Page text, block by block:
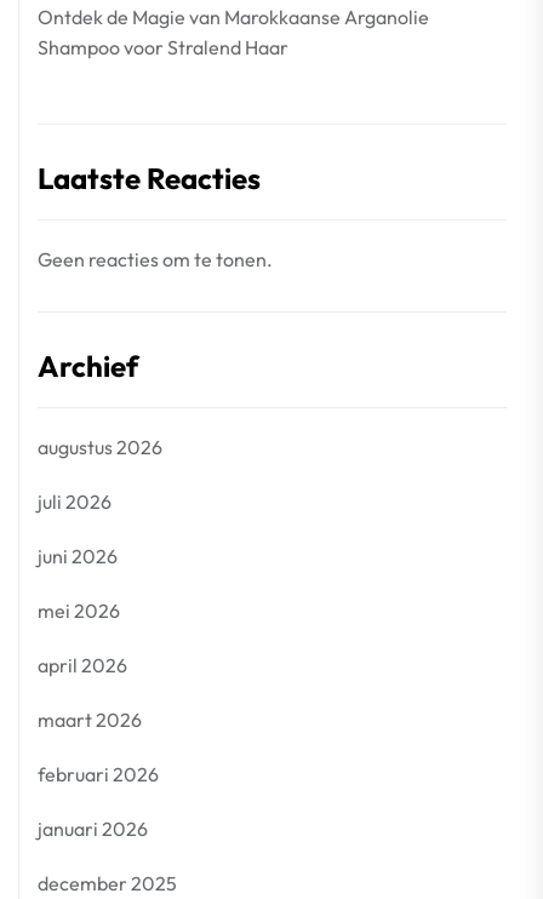
Ontdek de Magie van Marokkaanse Arganolie
Shampoo voor Stralend Haar
Laatste Reacties
Geen reacties om te tonen.
Archief
augustus 2026
juli 2026
juni 2026
mei 2026
april 2026
maart 2026
februari 2026
januari 2026
december 2025